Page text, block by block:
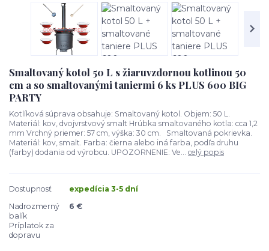
Smaltovaný kotol 50 L s žiaruvzdornou kotlinou 50
cm a so smaltovanými taniermi 6 ks PLUS 600 BIG
PARTY
Kotlíková súprava obsahuje: Smaltovaný kotol. Objem: 50 L.
Materiál: kov, dvojvrstvový smalt Hrúbka smaltovaného kotla: cca 1,2
mm Vrchný priemer: 57 cm, výška: 30 cm. Smaltovaná pokrievka.
Materiál: kov, smalt. Farba: čierna alebo iná farba, podľa druhu
(farby) dodania od výrobcu. UPOZORNENIE: Ve... celý popis
Dostupnosť
expedícia 3-5 dní
Nadrozmerný
balík
Príplatok za
dopravu
6 €